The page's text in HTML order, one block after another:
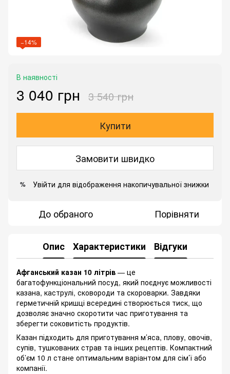
−14%
В наявності
3 040 грн 3 540 грн
Купити
Замовити швидко
% Увійти для відображення накопичувальної знижки
До обраного Порівняти
Опис Характеристики Відгуки
Афганський казан 10 літрів — це
багатофункціональний посуд, який поєднує можливості
казана, каструлі, сковороди та скороварки. Завдяки
герметичній кришці всередині створюється тиск, що
дозволяє значно скоротити час приготування та
зберегти соковитість продуктів.
Казан підходить для приготування м’яса, плову, овочів,
супів, тушкованих страв та інших рецептів. Компактний
об’єм 10 л стане оптимальним варіантом для сім’ї або
компанії.